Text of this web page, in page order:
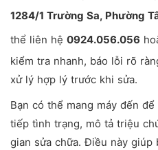
1284/1 Trường Sa, Phường
thể liên hệ 0924.056.056
kiểm tra nhanh, báo lỗi rõ
xử lý hợp lý trước khi sửa.
Bạn có thể mang máy đến
tiếp tình trạng, mô tả triệu
gian sửa chữa. Điều này giúp